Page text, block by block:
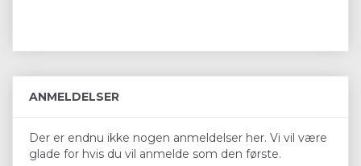
ANMELDELSER
Der er endnu ikke nogen anmeldelser her. Vi vil være
glade for hvis du vil anmelde som den første.